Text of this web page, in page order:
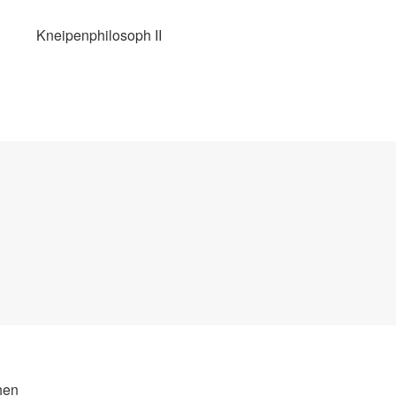
Kneipenphilosoph II